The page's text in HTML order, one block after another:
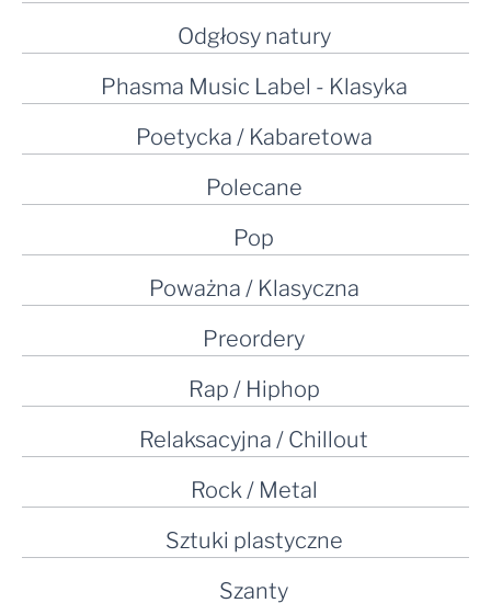
Odgłosy natury
Phasma Music Label - Klasyka
Poetycka / Kabaretowa
Polecane
Pop
Poważna / Klasyczna
Preordery
Rap / Hiphop
Relaksacyjna / Chillout
Rock / Metal
Sztuki plastyczne
Szanty